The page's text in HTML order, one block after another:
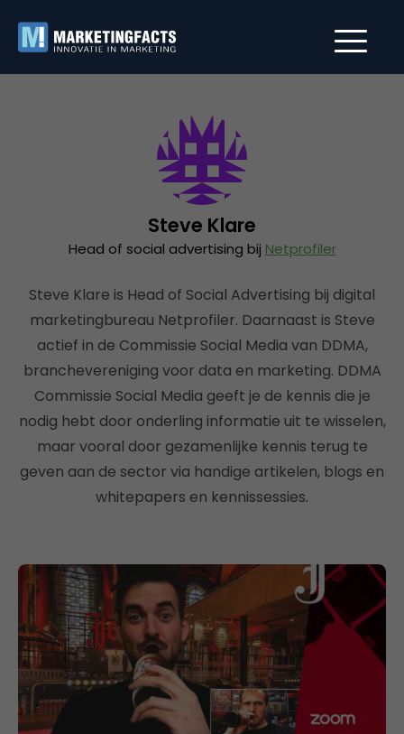
Steve Klare
Head of social advertising bij Netprofiler
Steve Klare is Head of Social Advertising bij digital
marketingbureau Netprofiler. Daarnaast is Steve
actief in de Commissie Social Media van DDMA,
branchevereniging voor data en marketing. DDMA
Commissie Social Media geeft je de kennis die je
nodig hebt door onderling informatie uit te wisselen,
maar vooral door gezamenlijke kennis terug te
geven aan de sector via handige artikelen, blogs en
whitepapers en kennissessies.